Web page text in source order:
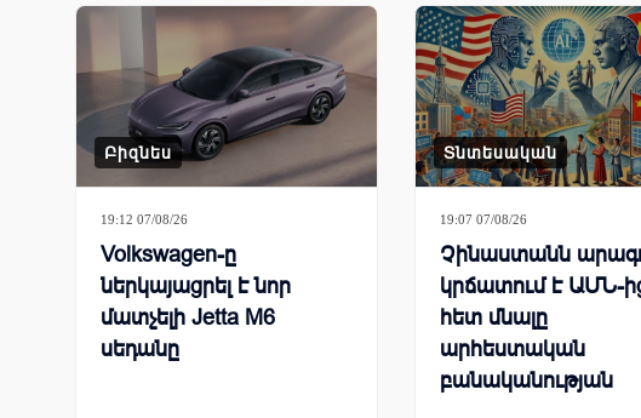
Բիզնես
19:12 07/08/26
Volkswagen-ը
ներկայացրել է նոր
մատչելի Jetta M6
սեդանը
Տնտեսական
19:07 07/08/26
Չինաստանն
կրճատում է ԱՄՆ-
հետ մնալը
արհեստական
բանականության